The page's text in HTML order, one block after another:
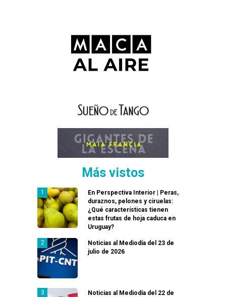
Más vistos
En Perspectiva Interior | Peras,
duraznos, pelones y ciruelas:
¿Qué características tienen
estas frutas de hoja caduca en
Uruguay?
Noticias al Mediodía del 23 de
julio de 2026
Noticias al Mediodía del 22 de